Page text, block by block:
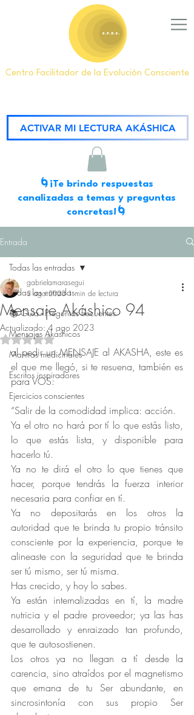
Centro Facilitador de la Evolución Consciente
ACTIVAR MI LECTURA AKÁSHICA
🌀¡Te brindo respuestas
canalizadas a temas y preguntas
concretas!🌀
Entrada
Todas las entradas
📚 Guía - Preguntas frecuentes
Mensajes Akáshicos
Mantras medicinales
Escritos inspiradores
Ejercicios conscientes
Todas las entradas
Mensaje Akáshico 94
gabrielamarasegui
3 ago 2023 1 min de lectura
Actualizado: 4 ago 2023
Obtuvo NaN de 5 estrellas.
al pedir un MENSAJE al AKASHA, este es
el que me llegó, si te resuena, también es
para VOS:
“Salir de la comodidad implica: acción.
Ya el otro no hará por tí lo que estás listo,
lo que estás lista, y disponible para
hacerlo tú.
Ya no te dirá el otro lo que tienes que
hacer, porque tendrás la fuerza interior
necesaria para confiar en tí.
Ya no depositarás en los otros la
autoridad que te brinda tu propio tránsito
consciente por la experiencia, porque te
alineaste con la seguridad que te brinda
ser tú mismo, ser tú misma.
Has crecido, y hoy lo sabes.
Ya están internalizadas en tí, la madre
nutricia y el padre proveedor; ya las has
desarrollado y enraizado tan profundo,
que te autosostienen.
Los otros ya no llegan a tí desde la
carencia, sino atraídos por el magnetismo
que emana de tu Ser abundante, en
sincrosintonía con sus propio Ser